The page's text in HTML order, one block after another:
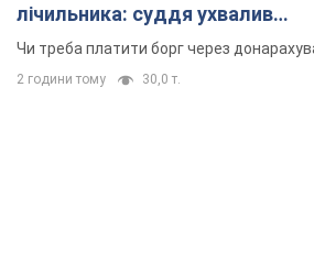
лічильника: суддя ухвалив
неочікуване рішення
Чи треба платити борг через
2 години тому 30,0 т.